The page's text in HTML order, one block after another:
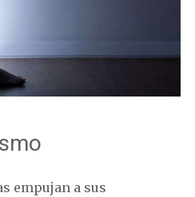
empujan a sus